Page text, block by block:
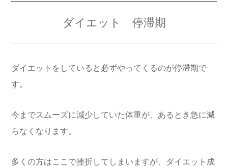
ダイエット 停滞期
ダイエットをしていると必ずやってくるのが停滞期で
す。
今までスムーズに減少していた体重が、あるとき急に減
らなくなります。
多くの方はここで挫折してしまいますが、ダイエット成